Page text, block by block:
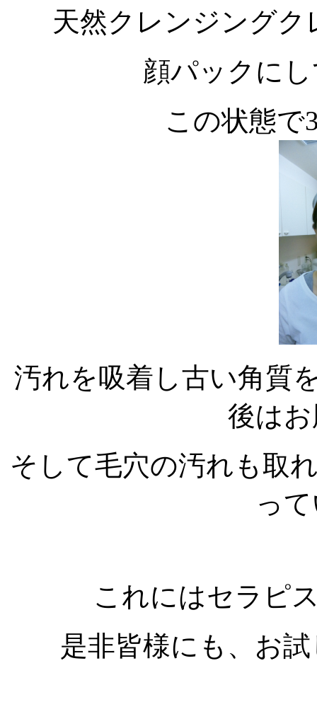
天然クレンジングク
顔パックに
この状態で
汚れを吸着し古い角質
後は
そして毛穴の汚れも取
っ
これにはセラピ
是非皆様にも、お